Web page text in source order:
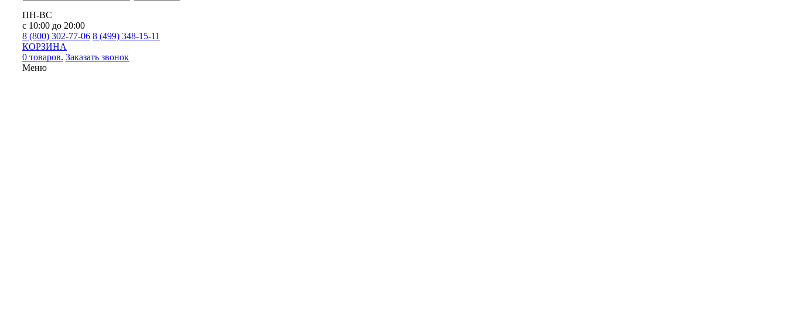
ПН-ВС
с 10:00 до 20:00
8 (800) 302-77-06 8 (499) 348-15-11
КОРЗИНА
0 товаров. Заказать звонок
Меню